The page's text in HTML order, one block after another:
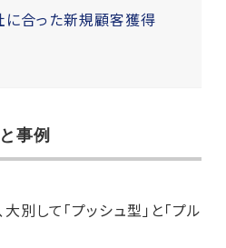
に合った新規顧客獲得
事例
別して「プッシュ型」と「プル